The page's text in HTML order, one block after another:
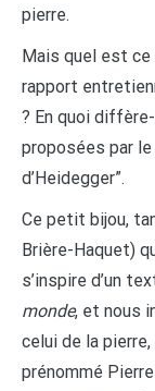
pierre.
Mais quel est ce
rapport
? En quoi
proposées par le
d’Heidegger”.
Ce petit bijou,
Brière-Haquet)
s’inspire d’un
monde, et nous
celui de la
prénommé